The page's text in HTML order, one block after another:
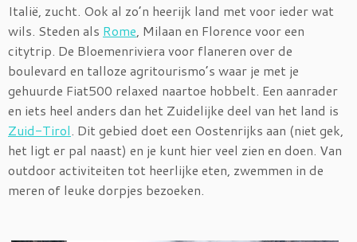
Italië, zucht. Ook al zo’n heerijk land met voor ieder wat
wils. Steden als Rome, Milaan en Florence voor een
citytrip. De Bloemenriviera voor flaneren over de
boulevard en talloze agritourismo’s waar je met je
gehuurde Fiat500 relaxed naartoe hobbelt. Een aanrader
en iets heel anders dan het Zuidelijke deel van het land is
Zuid-Tirol. Dit gebied doet een Oostenrijks aan (niet gek,
het ligt er pal naast) en je kunt hier veel zien en doen. Van
outdoor activiteiten tot heerlijke eten, zwemmen in de
meren of leuke dorpjes bezoeken.